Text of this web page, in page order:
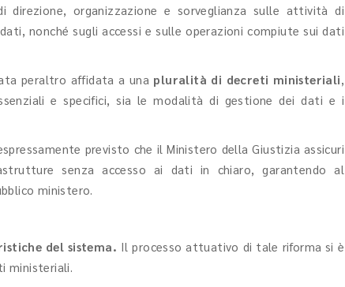
direzione, organizzazione e sorveglianza sulle attività di
nonché sugli accessi e sulle operazioni compiute sui dati
peraltro affidata a una pluralità di decreti ministeriali,
e specifici, sia le modalità di gestione dei dati e i
previsto che il Ministero della Giustizia assicuri
senza accesso ai dati in chiaro, garantendo al
ministero.
del sistema. Il processo attuativo di tale riforma si è
ministeriali.